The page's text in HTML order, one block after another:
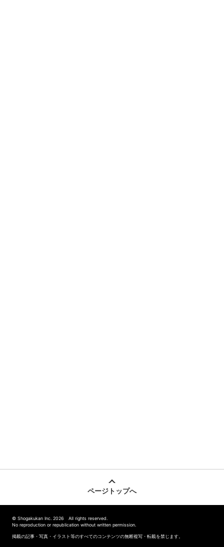
ページトップへ
© Shogakukan Inc. 2026 All rights reserved.
No reproduction or republication without written permission.
掲載の記事・写真・イラスト等のすべてのコンテンツの無断複写・転載を禁じます。